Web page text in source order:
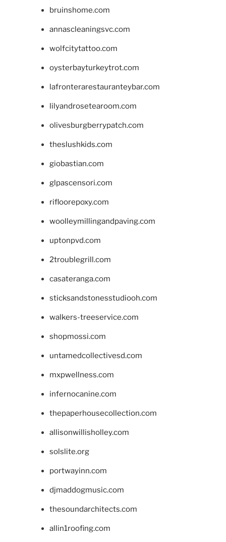
bruinshome.com
annascleaningsvc.com
wolfcitytattoo.com
oysterbayturkeytrot.com
lafronterarestauranteybar.com
lilyandrosetearoom.com
olivesburgberrypatch.com
theslushkids.com
giobastian.com
glpascensori.com
rifloorepoxy.com
woolleymillingandpaving.com
uptonpvd.com
2troublegrill.com
casateranga.com
sticksandstonesstudiooh.com
walkers-treeservice.com
shopmossi.com
untamedcollectivesd.com
mxpwellness.com
infernocanine.com
thepaperhousecollection.com
allisonwillisholley.com
solslite.org
portwayinn.com
djmaddogmusic.com
thesoundarchitects.com
allin1roofing.com